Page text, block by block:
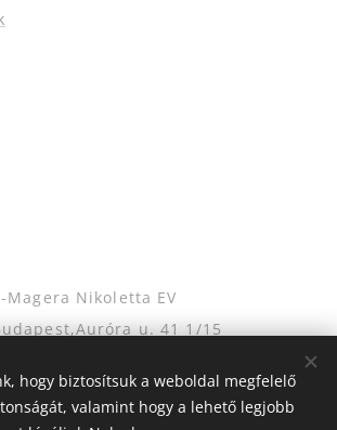
Nikoletta EV
u. 41 1/15
55893464
hogy biztosítsuk a weboldal megfelelő
valamint hogy a lehető legjobb